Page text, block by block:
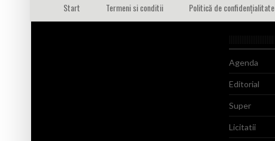
Start Termeni si conditii Politică de confidențialitate
Agenda
Editorial
Super
Licitatii